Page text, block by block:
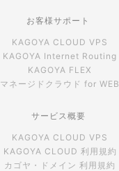
お客様サポート
KAGOYA CLOUD VPS
KAGOYA Internet Routing
KAGOYA FLEX
マネージドクラウド for WEB
サービス概要
KAGOYA CLOUD VPS
KAGOYA CLOUD 利用規約
カゴヤ・ドメイン 利用規約